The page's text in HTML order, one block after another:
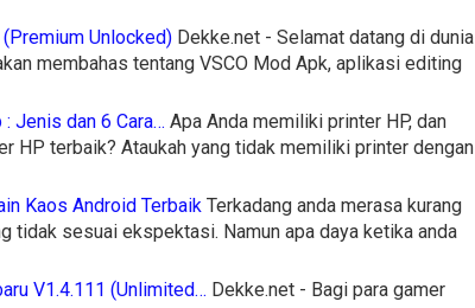
Unlocked)Dekke.net - Selamat datang di dunia
membahas tentang VSCO Mod Apk, aplikasi editing
Jenis dan 6 Cara… Apa Anda memiliki printer HP, dan
HP terbaik? Ataukah yang tidak memiliki printer dengan
Kaos Android TerbaikTerkadang anda merasa kurang
tidak sesuai ekspektasi. Namun apa daya ketika anda
V1.4.111 (Unlimited… Dekke.net - Bagi para gamer